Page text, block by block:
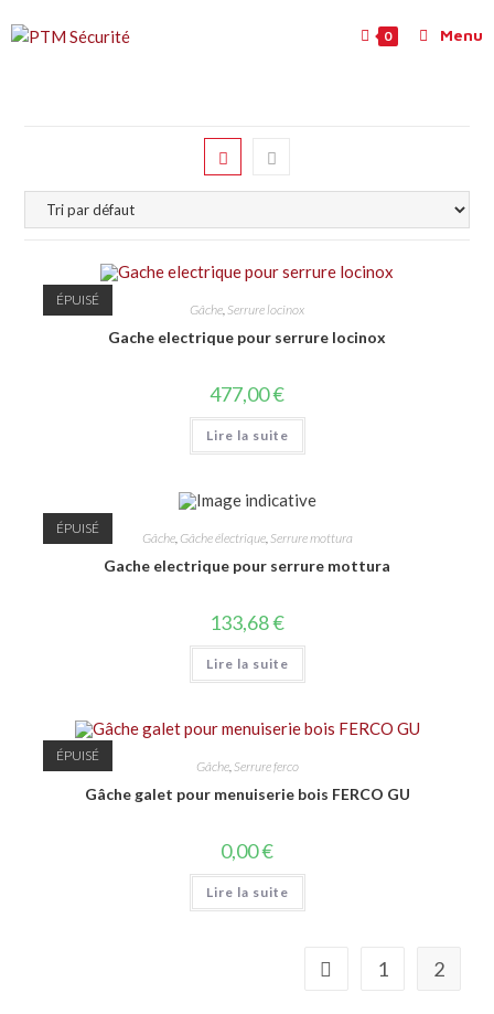
0 Menu
ÉPUISÉ
Gâche, Serrure locinox
Gache electrique pour serrure locinox
477,00€
Lire la suite
ÉPUISÉ
Gâche, Gâche électrique, Serrure mottura
Gache electrique pour serrure mottura
133,68€
Lire la suite
ÉPUISÉ
Gâche, Serrure ferco
Gâche galet pour menuiserie bois FERCO GU
0,00€
Lire la suite
1 2